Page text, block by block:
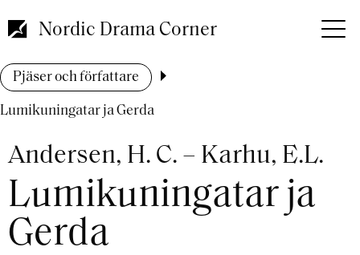
till
huvudinnehåll
Nordic Drama Corner
Länkstig
Pjäser och författare
Lumikuningatar ja Gerda
Andersen, H. C. – Karhu, E.L.
Lumikuningatar ja
Gerda